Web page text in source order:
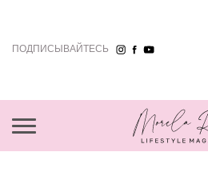
ПОДПИСЫВАЙТЕСЬ